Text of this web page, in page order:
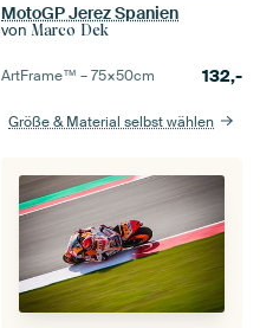
MotoGP Jerez Spanien
von Marco Dek
ArtFrame™ –75×50cm 132,-
Größe & Material selbst wählen